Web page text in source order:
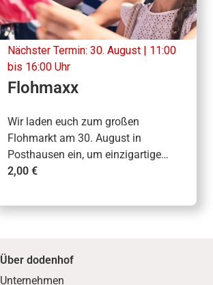
Nächster Termin: 30. August | 11:00
bis 16:00 Uhr
Flohmaxx
Wir laden euch zum großen
Flohmarkt am 30. August in
Posthausen ein, um einzigartige
Trödelwaren zu entdecken oder
2,00 €
Über dodenhof
Unternehmen